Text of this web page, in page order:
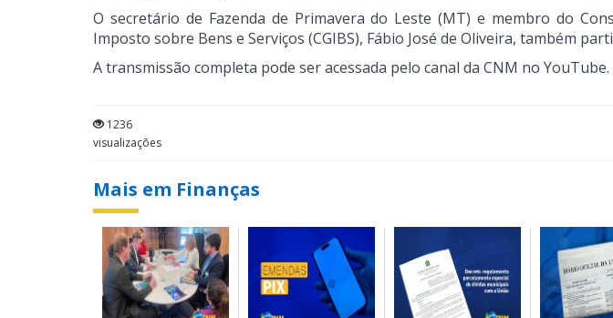
O secretário de Fazenda de Primavera do Leste (MT) e membro do
Imposto sobre Bens e Serviços (CGIBS), Fábio José de Oliveira, também
A transmissão completa pode ser acessada pelo canal da CNM no YouTube.
1236
visualizações
Mais em Finanças